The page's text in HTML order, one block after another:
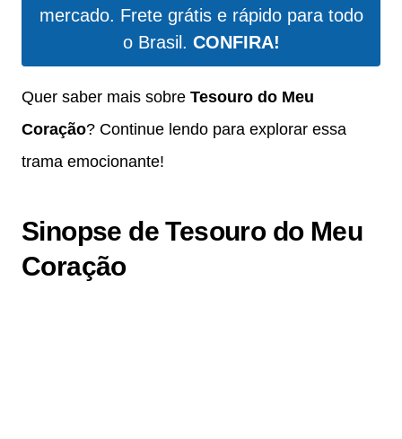
mercado. Frete grátis e rápido para todo
o Brasil. CONFIRA!
Quer saber mais sobre Tesouro do Meu
Coração? Continue lendo para explorar essa
trama emocionante!
Sinopse de Tesouro do Meu
Coração